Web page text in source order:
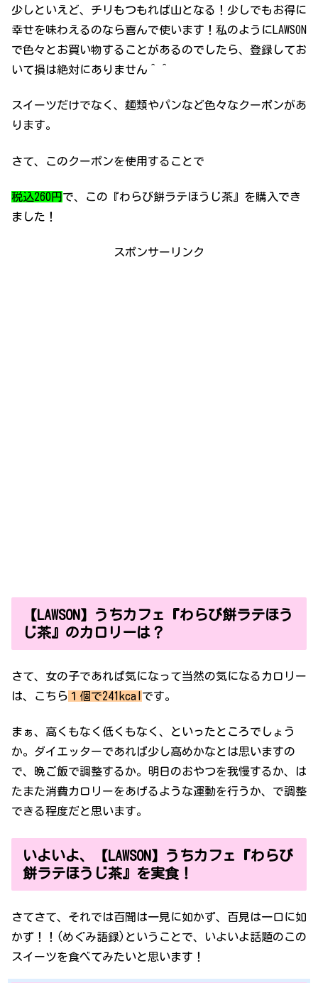
少しといえど、チリもつもれば山となる！少しでもお得に
幸せを味わえるのなら喜んで使います！私のようにLAWSON
で色々とお買い物することがあるのでしたら、登録してお
いて損は絶対にありません＾＾
スイーツだけでなく、麺類やパンなど色々なクーポンがあ
ります。
さて、このクーポンを使用することで
税込260円 で、この『わらび餅ラテほうじ茶』を購入でき
ました！
スポンサーリンク
【LAWSON】うちカフェ『わらび餅ラテほう
じ茶』のカロリーは？
さて、女の子であれば気になって当然の気になるカロリー
は、こちら １個で241kcal です。
まぁ、高くもなく低くもなく、といったところでしょう
か。ダイエッターであれば少し高めかなとは思いますの
で、晩ご飯で調整するか。明日のおやつを我慢するか、は
たまた消費カロリーをあげるような運動を行うか、で調整
できる程度だと思います。
いよいよ、【LAWSON】うちカフェ『わらび
餅ラテほうじ茶』を実食！
さてさて、それでは百聞は一見に如かず、百見は一口に如
かず！！(めぐみ語録)ということで、いよいよ話題のこの
スイーツを食べてみたいと思います！